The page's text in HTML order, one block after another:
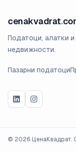
cenakvadrat.
Податоци, алатки
недвижности.
Пазарни податоци
© 2026 ЦенаКвадрат.